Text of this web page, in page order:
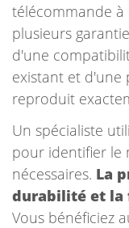
télécommande
plusieurs
d'une
existant et d'une
reproduit
Un spécialiste
pour identifier le
nécessaires. La
durabilité et la
Vous bénéficiez